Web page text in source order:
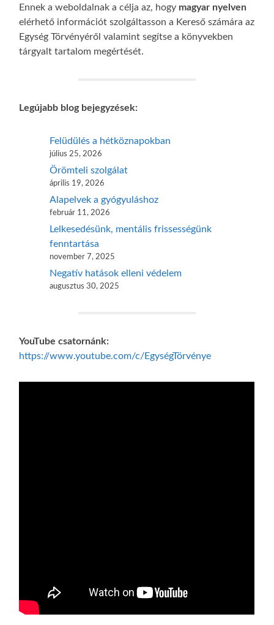
Ennek a weboldalnak a célja az, hogy magyar nyelven
elérhető információt szolgáltasson a Kereső számára az
Egység Törvényéről valamint segítse a könyvekben
tárgyalt tartalom megértését.
Legújabb blog bejegyzések:
Felüdülés a hétköznapokban
július 25, 2026
Örömteli szolgálat
április 19, 2026
Alapelvek a gyógyuláshoz
február 11, 2026
Lelkesedésünk, mentális frissességünk
fenntartása
november 7, 2025
Negatív hatások elleni védelem
augusztus 30, 2025
YouTube csatornánk:
https://www.youtube.com/c/EgységTörvénye